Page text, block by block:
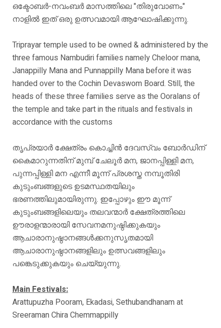
ഒക്ടോബർ-നവംബർ മാസത്തിലെ "തിരുവോണം"
നാളിൽ ഇത് ഒരു ഉത്സവമായി ആഘോഷിക്കുന്നു.
Triprayar temple used to be owned & administered by the
three famous Nambudiri families namely Cheloor mana,
Janappilly Mana and Punnappilly Mana before it was
handed over to the Cochin Devaswom Board. Still, the
heads of these three families serve as the Ooralans of
the temple and take part in the rituals and festivals in
accordance with the customs
തൃപ്രയാർ ക്ഷേത്രം കൊച്ചിൻ ദേവസ്വം ബോർഡിന്
കൈമാറുന്നതിന് മുമ്പ് ചേലൂർ മന, ജാനപ്പിള്ളി മന,
പുന്നപ്പിള്ളി മന എന്നീ മൂന്ന് പ്രശസ്ത നമ്പൂതിരി
കുടുംബങ്ങളുടെ ഉടമസ്ഥതയിലും
ഭരണത്തിലുമായിരുന്നു. ഇപ്പോഴും ഈ മൂന്ന്
കുടുംബങ്ങളിലെയും തലവന്മാർ ക്ഷേത്രത്തിലെ
ഊരാളന്മാരായി സേവനമനുഷ്ഠിക്കുകയും
ആചാരാനുഷ്ഠാനങ്ങൾക്കനുസൃതമായി
ആചാരാനുഷ്ഠാനങ്ങളിലും ഉത്സവങ്ങളിലും
പങ്കെടുക്കുകയും ചെയ്യുന്നു.
Main Festivals:
Arattupuzha Pooram, Ekadasi, Sethubandhanam at
Sreeraman Chira Chemmappilly